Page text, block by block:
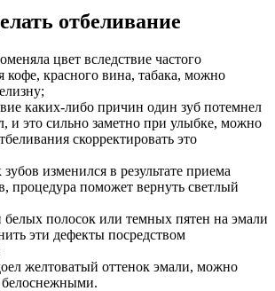
отбеливание
цвет вследствие частого
кофе, красного вина, табака, можно
каких-либо причин один зуб потемнел
и это сильно заметно при улыбке, можно
скорректировать это
изменился в результате приема
процедура поможет вернуть светлый
полосок или темных пятен на эмали
эти дефекты посредством
желтоватый оттенок эмали, можно
белоснежными.